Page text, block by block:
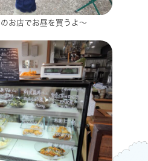
お店でお昼を買うよ～